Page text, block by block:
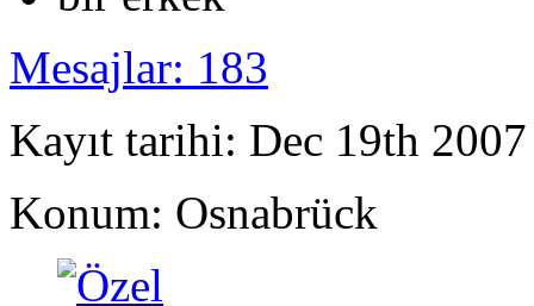
Mesajlar: 183
Kayıt tarihi: Dec 19th 2007
Konum: Osnabrück